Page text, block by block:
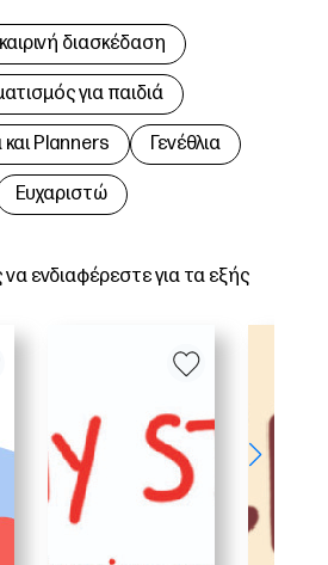
ενδιαφέρεστε για τα εξής
διασκέδαση
για παιδιά
και Planners Γενέθλια
Ευχαριστώ